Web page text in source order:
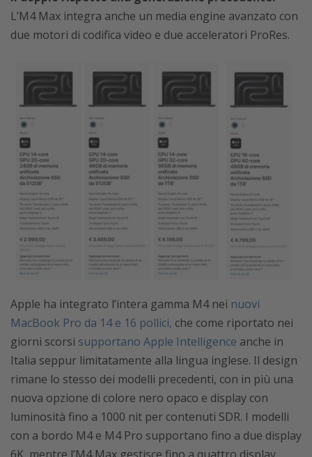
L’M4 Max integra anche un media engine avanzato con
due motori di codifica video e due acceleratori ProRes.
Apple ha integrato l’intera gamma M4 nei nuovi
MacBook Pro da 14 e 16 pollici, che come riportato nei
giorni scorsi supportano Apple Intelligence anche in
Italia seppur limitatamente alla lingua inglese. Il design
rimane lo stesso dei modelli precedenti, con in più una
nuova opzione di colore nero opaco e display con
luminosità fino a 1000 nit per contenuti SDR. I modelli
con a bordo M4 e M4 Pro supportano fino a due display
6K, mentre l’M4 Max gestisce fino a quattro display